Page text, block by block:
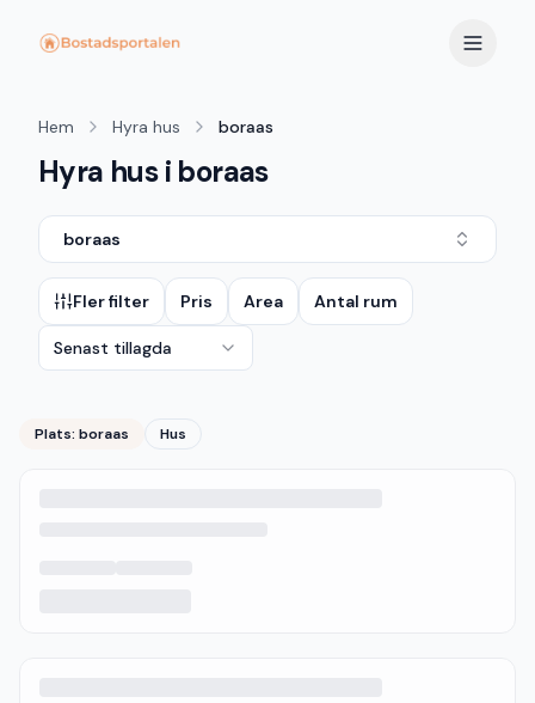
Hem Hyra hus boraas
Hyra hus i boraas
boraas
Fler filter Pris Area Antal rum
Senast tillagda
Plats: boraas Hus